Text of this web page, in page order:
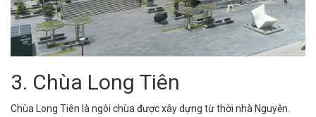
3. Chùa Long Tiên
Chùa Long Tiên là ngôi chùa được xây dựng từ thời nhà Nguyễn.